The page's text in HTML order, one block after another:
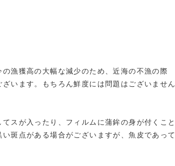
漁獲高の大幅な減少のため、近海の不漁の際
います。もちろん鮮度には問題はございません
スが入ったり、フィルムに蒲鉾の身が付くこと
斑点がある場合がございますが、魚皮であって